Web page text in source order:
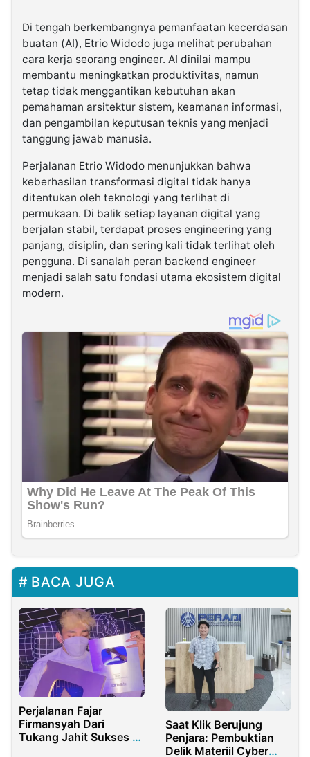
Di tengah berkembangnya pemanfaatan kecerdasan
buatan (AI), Etrio Widodo juga melihat perubahan
cara kerja seorang engineer. AI dinilai mampu
membantu meningkatkan produktivitas, namun
tetap tidak menggantikan kebutuhan akan
pemahaman arsitektur sistem, keamanan informasi,
dan pengambilan keputusan teknis yang menjadi
tanggung jawab manusia.
Perjalanan Etrio Widodo menunjukkan bahwa
keberhasilan transformasi digital tidak hanya
ditentukan oleh teknologi yang terlihat di
permukaan. Di balik setiap layanan digital yang
berjalan stabil, terdapat proses engineering yang
panjang, disiplin, dan sering kali tidak terlihat oleh
pengguna. Di sanalah peran backend engineer
menjadi salah satu fondasi utama ekosistem digital
modern.
BACA JUGA
Perjalanan Fajar
Firmansyah Dari
Tukang Jahit Sukses ke
Saat Klik Berujung
Penjara: Pembuktian
Delik Materiil Cyber